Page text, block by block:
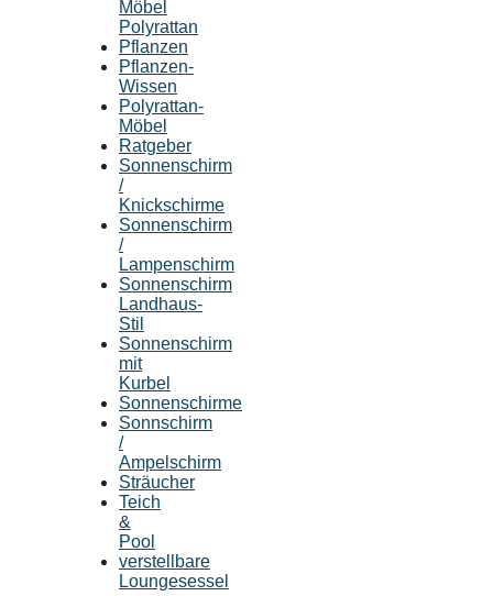
Möbel
Polyrattan
Pflanzen
Pflanzen-
Wissen
Polyrattan-
Möbel
Ratgeber
Sonnenschirm
/
Knickschirme
Sonnenschirm
/
Lampenschirm
Sonnenschirm
Landhaus-
Stil
Sonnenschirm
mit
Kurbel
Sonnenschirme
Sonnschirm
/
Ampelschirm
Sträucher
Teich
&
Pool
verstellbare
Loungesessel